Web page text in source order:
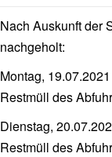
Nach Auskunft der
nachgeholt:
Montag, 19.07.2021
Restmüll des
Dienstag,
Restmüll des